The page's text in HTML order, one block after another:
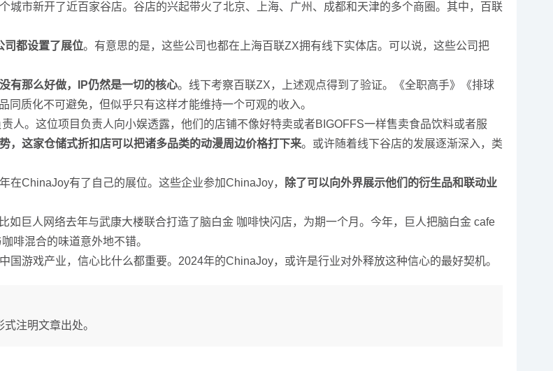
城市新开了近百家谷店。谷店的兴起带火了北京、上海、广州、成都和天津的多个商圈。其中，百联
司都设置了展位。有意思的是，这些公司也都在上海百联ZX拥有线下实体店。可以说，这些公司把
有那么好做，IP仍然是一切的核心。线下考察百联ZX，上述观点得到了验证。《全职高手》《排球
质化不可避免，但似乎只有这样才能维持一个可观的收入。
人。这位项目负责人向小娱透露，他们的店铺不像好特卖或者BIGOFFS一样售卖食品饮料或者服
，这家仓储式折扣店可以把诸多品类的动漫周边价格打下来。或许随着线下谷店的发展逐渐深入，类
在ChinaJoy有了自己的展位。这些企业参加ChinaJoy，
除了可以向外界展示他们的衍生品和联动业
巨人网络去年与武康大楼联合打造了脑白金 咖啡快闪店，为期一个月。今年，巨人把脑白金 cafe
啡混合的味道意外地不错。
国游戏产业，信心比什么都重要。2024年的ChinaJoy，或许是行业对外释放这种信心的最好契机。
注明文章出处。